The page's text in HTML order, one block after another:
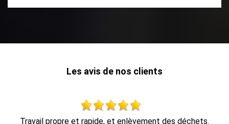
Les avis de nos clients
travail impeccable, retrait de tout le bois dans la